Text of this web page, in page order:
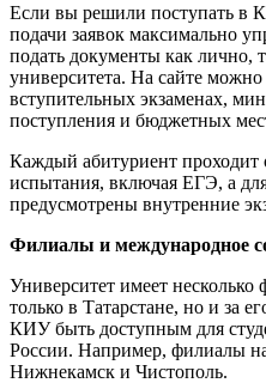
Если вы решили поступать в
подачи заявок максимально
подать документы как лично,
университета. На сайте
вступительных экзаменах,
поступления и бюджетных
Каждый абитуриент проходит
испытания, включая ЕГЭ, а
предусмотрены внутренние
Филиалы и международное
Университет имеет
только в Татарстане, но и за
КИУ быть доступным для
России. Например, филиалы
Нижнекамск и Чистополь.